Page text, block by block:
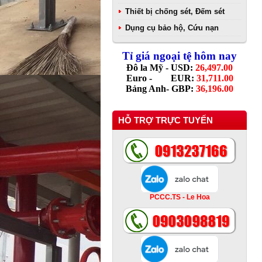
Thiết bị chống sét, Đếm sét
Dụng cụ bảo hộ, Cứu nạn
Tỉ giá ngoại tệ hôm nay
Đô la Mỹ - USD: 26,497.00
Euro - EUR: 31,711.00
Bảng Anh- GBP: 36,196.00
HỖ TRỢ TRỰC TUYẾN
PCCC.TS - Le Hoa